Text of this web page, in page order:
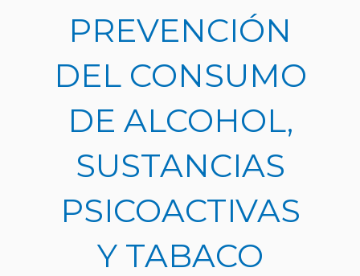
PREVENCIÓN
DEL CONSUMO
DE ALCOHOL,
SUSTANCIAS
PSICOACTIVAS
Y TABACO